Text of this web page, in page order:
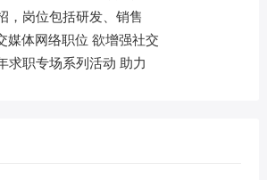
，岗位包括研发、销售
媒体网络职位 欲增强社交
求职专场系列活动 助力